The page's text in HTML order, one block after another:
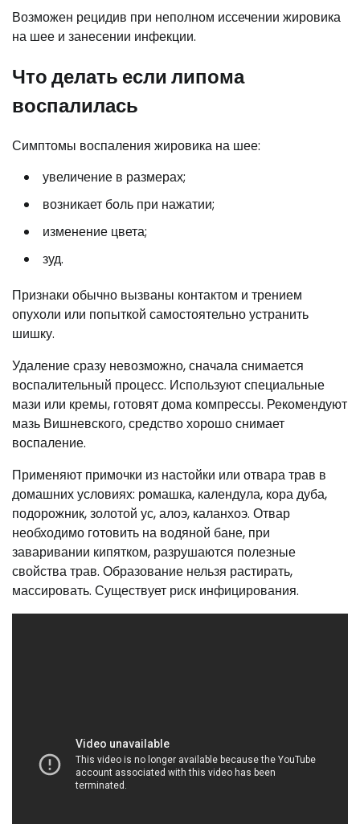
Возможен рецидив при неполном иссечении жировика
на шее и занесении инфекции.
Что делать если липома
воспалилась
Симптомы воспаления жировика на шее:
увеличение в размерах;
возникает боль при нажатии;
изменение цвета;
зуд.
Признаки обычно вызваны контактом и трением
опухоли или попыткой самостоятельно устранить
шишку.
Удаление сразу невозможно, сначала снимается
воспалительный процесс. Используют специальные
мази или кремы, готовят дома компрессы. Рекомендуют
мазь Вишневского, средство хорошо снимает
воспаление.
Применяют примочки из настойки или отвара трав в
домашних условиях: ромашка, календула, кора дуба,
подорожник, золотой ус, алоэ, каланхоэ. Отвар
необходимо готовить на водяной бане, при
заваривании кипятком, разрушаются полезные
свойства трав. Образование нельзя растирать,
массировать. Существует риск инфицирования.